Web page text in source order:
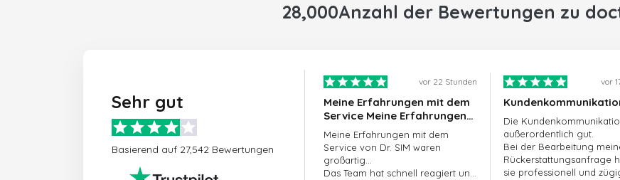
28,000Anzahl der Bewertungen zu
Sehr gut
Basierend auf 27,542 Bewertungen
vor 22 Stunden
Meine Erfahrungen mit dem
Service Meine Erfahrungen
mit dem Service von
doctorSIM waren großartig.
Meine Erfahrungen mit dem
Service von Dr. SIM waren
großartig...
Das Team hat schnell reagiert und
vor
Die
außerordentlich gut.
Bei der Bearbeitung
Rückerstattungsanfrage
sie professionell und